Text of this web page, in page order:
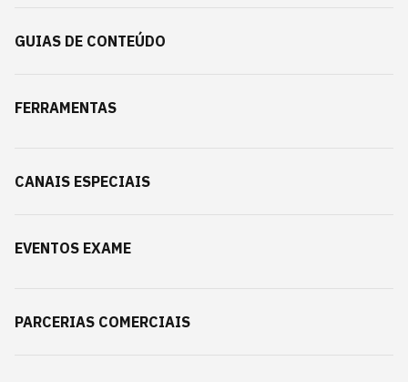
GUIAS DE CONTEÚDO
FERRAMENTAS
CANAIS ESPECIAIS
EVENTOS EXAME
PARCERIAS COMERCIAIS